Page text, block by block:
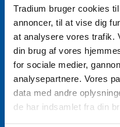
Tradium bruger cookies
annoncer, til at vise dig
at analysere vores trafik.
din brug af vores
for sociale medier,
analysepartnere. Vores
data med andre
de har indsamlet fra din
BLIV
Vil du
Skriv
besked -